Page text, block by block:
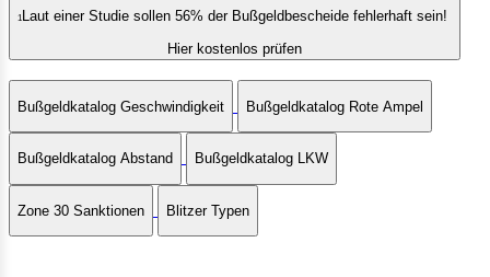
1 Laut einer Studie sollen 56% der Bußgeldbescheide fehlerhaft sein!
Hier kostenlos prüfen
Bußgeldkatalog Geschwindigkeit Bußgeldkatalog Rote Ampel
Bußgeldkatalog Abstand Bußgeldkatalog LKW
Zone 30 Sanktionen Blitzer Typen